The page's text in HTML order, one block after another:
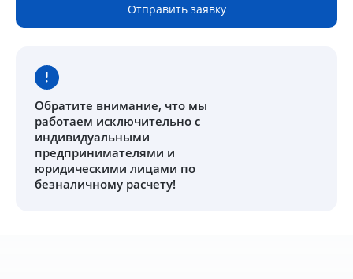
Отправить заявку
Обратите внимание, что мы
работаем исключительно с
индивидуальными
предпринимателями и
юридическими лицами по
безналичному расчету!